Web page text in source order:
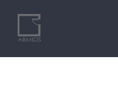
content